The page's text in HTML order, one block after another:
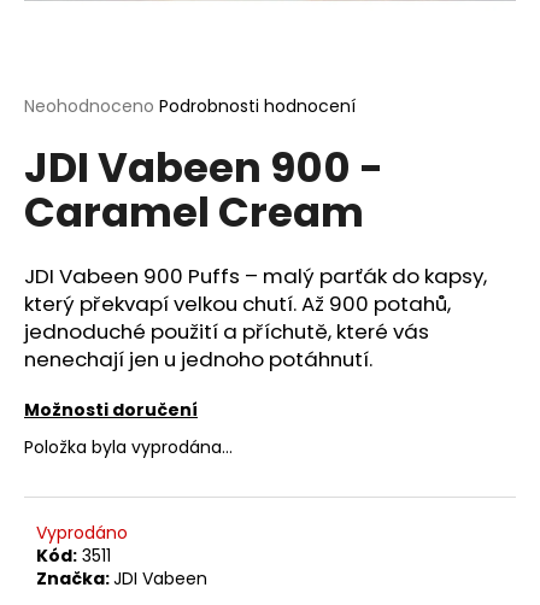
Průměrné
produktu
je
0,0
z
hvězdiček.
Neohodnoceno Podrobnosti hodnocení
JDI Vabeen 900 -
Caramel Cream
JDI Vabeen 900 Puffs – malý parťák do kapsy,
který překvapí velkou chutí. Až 900 potahů,
jednoduché použití a příchutě, které vás
nenechají jen u jednoho potáhnutí.
Možnosti doručení
Položka byla vyprodána…
Vyprodáno
Kód: 3511
Značka:JDI Vabeen
í
t
?
HLEDAT
o
p
o
r
č
u